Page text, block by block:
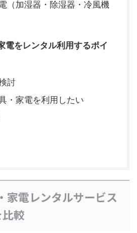
（加湿器・除湿器・冷風機
電をレンタル利用するポイ
討
・家電を利用したい
家電レンタルサービス
較